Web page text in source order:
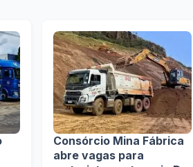
Consórcio Mina Fábrica
abre vagas para